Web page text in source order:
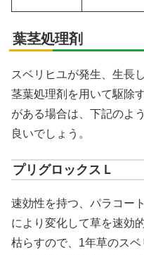
葉茎処理剤
スベリヒユが発生、生長
茎葉処理剤を用いて駆除
がある場合は、下記のよ
良いでしょう。
プリグロックスＬ
速効性を持つ、パラコー
により変化して草を速効
枯らすので、1年草のス